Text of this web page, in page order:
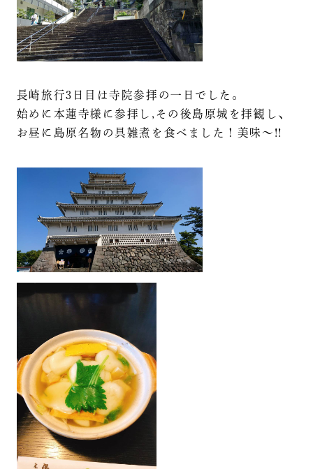
長崎旅行3日目は寺院参拝の一日でした。
始めに本蓮寺様に参拝し,その後島原城を拝観し、
お昼に島原名物の具雑煮を食べました！美味～!!